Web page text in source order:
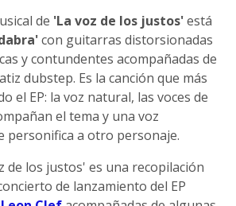
de 'La voz de los justos'está
con guitarras distorsionadas
y contundentes acompañadas de
dubstep. Es la canción que más
el EP: la voz natural, las voces de
el tema y una voz
personifica a otro personaje.
de los justos' es una recopilación
de lanzamiento del EP